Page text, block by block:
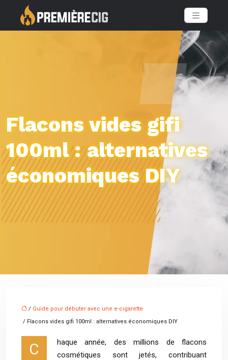
Flacons vides gifi
100ml : alternatives
économiques DIY
/ Guide pour débuter avec une e-cigarette
/ Flacons vides gifi 100ml : alternatives économiques DIY
C
haque année, des millions de flacons
cosmétiques sont jetés, contribuant